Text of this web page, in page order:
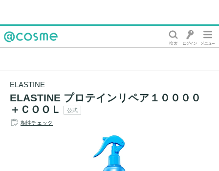
ELASTINE
ELASTINE プロテインリペア１００００
＋ＣＯＯＬ
公式
相性チェック